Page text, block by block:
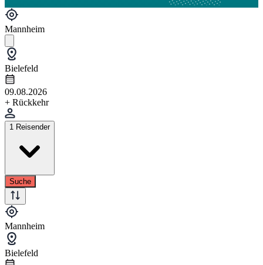
Mannheim
Bielefeld
09.08.2026
+ Rückkehr
1 Reisender
Suche
Mannheim
Bielefeld